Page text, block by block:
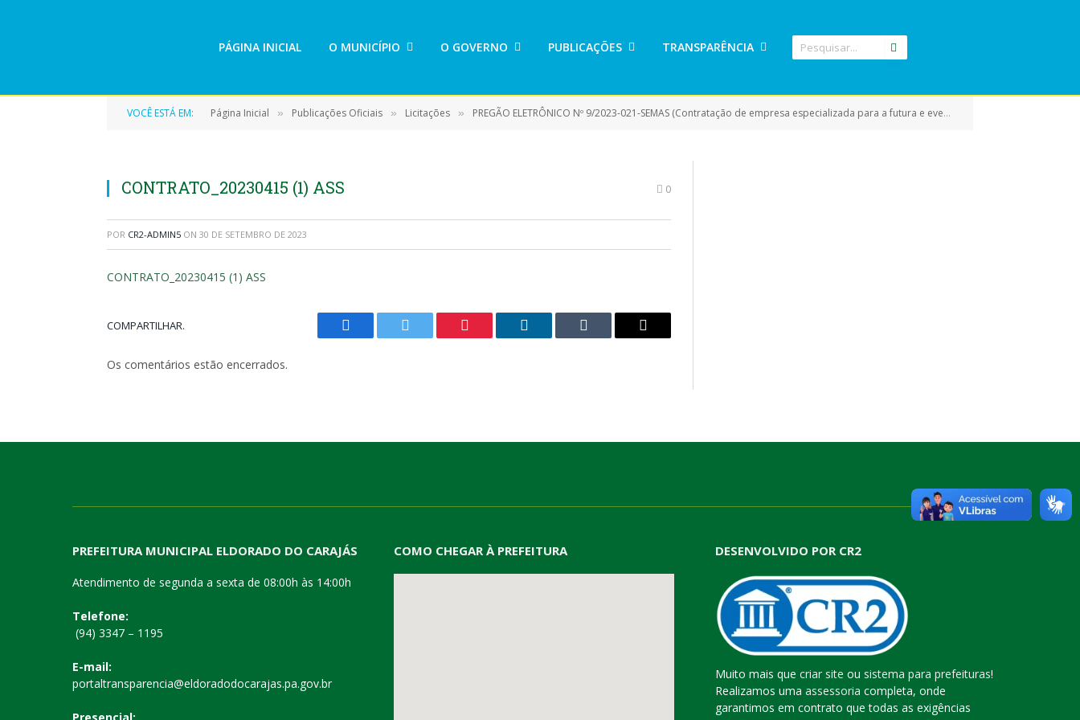
PÁGINA INICIAL O MUNICÍPIO O GOVERNO PUBLICAÇÕES TRANSPARÊNCIA
VOCÊ ESTÁ EM: Página Inicial » Publicações Oficiais » Licitações » PREGÃO ELETRÔNICO Nº 9/2023-021-SEMAS (Contratação de empresa especializada para a futura e eventual aquisição de material permanente e consumo (eletrônico, eletrodoméstico e informática), destinados a atender as necessidade da Secretaria Municipal de Assistência Social ; Concelho Municipal dos direitos da criança e do adolescente – CMDCA, e Conselho Municipal de Direitos do Idoso – CMDI)
CONTRATO_20230415 (1) ASS 0
POR CR2-ADMIN5 ON 30 DE SETEMBRO DE 2023
CONTRATO_20230415 (1) ASS
COMPARTILHAR.
Facebook Twitter Pinterest LinkedIn Tumblr
E-
Os comentários estão encerrados.
PREFEITURA MUNICIPAL ELDORADO DO CARAJÁS
Atendimento de segunda a sexta de 08:00h às 14:00h
Telefone:
(94) 3347 – 1195
E-mail:
portaltransparencia@eldoradodocarajas.pa.gov.br
COMO CHEGAR À PREFEITURA DESENVOLVIDO POR CR2
Muito mais que criar site ou sistema para prefeituras!
Realizamos uma assessoria completa, onde
garantimos em contrato que todas as exigências